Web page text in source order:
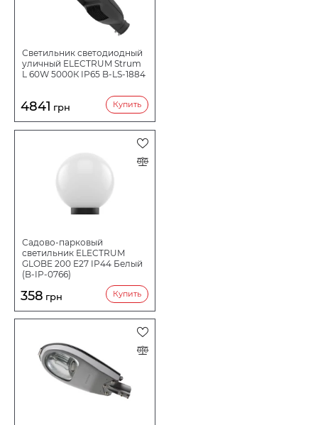
Светильник светодиодный
уличный ELECTRUM Strum
L 60W 5000К IP65 B-LS-1884
4841 грн Купить
Садово-парковый
светильник ELECTRUM
GLOBE 200 E27 IP44 Белый
(B-IP-0766)
358 грн Купить